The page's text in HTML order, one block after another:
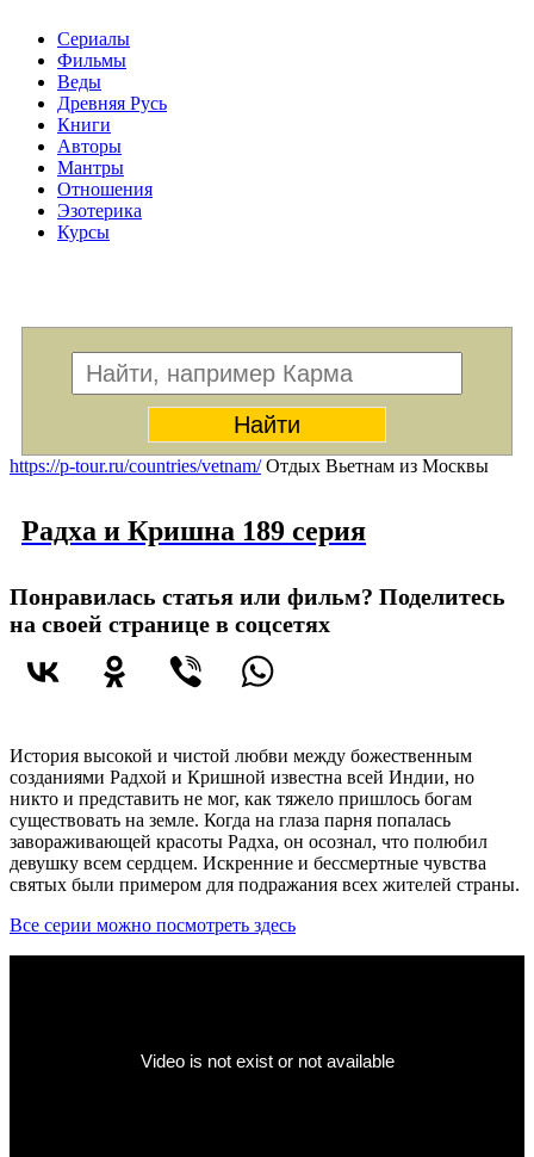
Сериалы
Фильмы
Веды
Древняя Русь
Книги
Авторы
Мантры
Отношения
Эзотерика
Курсы
https://p-tour.ru/countries/vetnam/Отдых Вьетнам из Москвы
Радха и Кришна 189 серия
Понравилась статья или фильм? Поделитесь
на своей странице в соцсетях
История высокой и чистой любви между божественным
созданиями Радхой и Кришной известна всей Индии, но
никто и представить не мог, как тяжело пришлось богам
существовать на земле. Когда на глаза парня попалась
завораживающей красоты Радха, он осознал, что полюбил
девушку всем сердцем. Искренние и бессмертные чувства
святых были примером для подражания всех жителей страны.
Все серии можно посмотреть здесь